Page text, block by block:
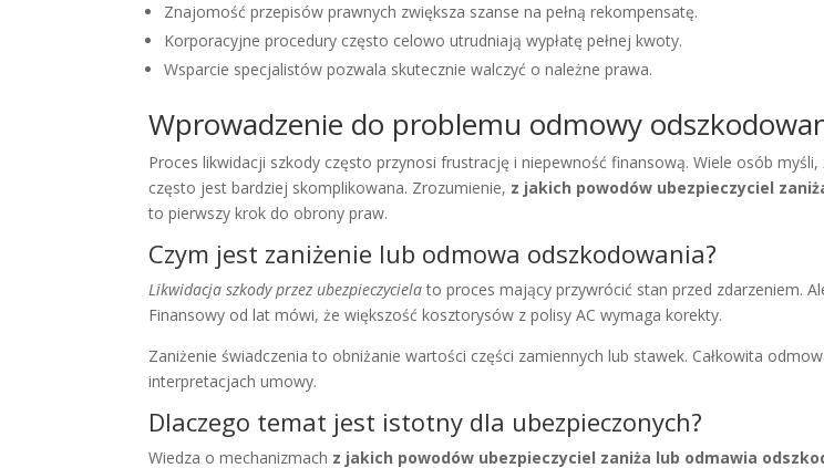
Znajomość przepisów prawnych zwiększa szanse na pełną rekompensatę.
Korporacyjne procedury często celowo utrudniają wypłatę pełnej kwoty.
Wsparcie specjalistów pozwala skutecznie walczyć o należne prawa.
Wprowadzenie do problemu odmowy
Proces likwidacji szkody często przynosi frustrację i niepewność finansową. Wiele osób
często jest bardziej skomplikowana. Zrozumienie, z jakich powodów ubezpieczyciel
to pierwszy krok do obrony praw.
Czym jest zaniżenie lub odmowa odszkodowania?
Likwidacja szkody przez ubezpieczycielato proces mający przywrócić stan przed zdarzeniem.
Finansowy od lat mówi, że większość kosztorysów z polisy AC wymaga korekty.
Zaniżenie świadczenia to obniżanie wartości części zamiennych lub stawek. Całkowita
interpretacjach umowy.
Dlaczego temat jest istotny dla ubezpieczonych?
Wiedza o mechanizmach z jakich powodów ubezpieczyciel zaniża lub odmawia